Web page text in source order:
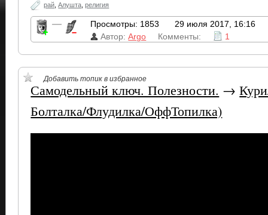
рай ,Алушта ,религия
— Просмотры: 1853
29 июля 2017, 16:16
Автор:Argo Комменты: 1
Добавить топик в избранное
Самодельный ключ. Полезности. →
Болталка/Флудилка/ОффТопилка)